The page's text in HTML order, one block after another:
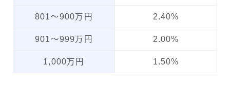
801～900万円 2.40%
901～999万円 2.00%
1,000万円 1.50%